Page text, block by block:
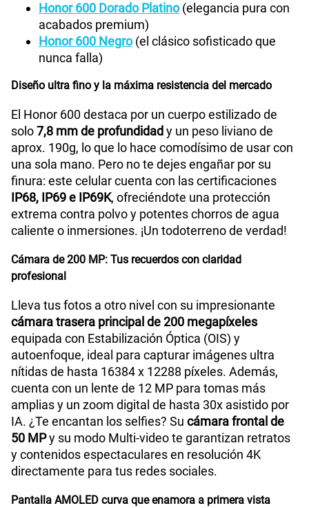
Honor 600 Dorado Platino(elegancia pura con
acabados premium)
Honor 600 Negro(el clásico sofisticado que
nunca falla)
Diseño ultra fino y la máxima resistencia del mercado
El Honor 600 destaca por un cuerpo estilizado de
solo7,8 mm de profundidad y un peso liviano de
aprox. 190g, lo que lo hace comodísimo de usar con
una sola mano. Pero no te dejes engañar por su
finura: este celular cuenta con las certificaciones
IP68, IP69 e IP69K, ofreciéndote una protección
extrema contra polvo y potentes chorros de agua
caliente o inmersiones. ¡Un todoterreno de verdad!
Cámara de 200 MP: Tus recuerdos con claridad
profesional
Lleva tus fotos a otro nivel con su impresionante
cámara trasera principal de 200 megapíxeles
equipada con Estabilización Óptica (OIS) y
autoenfoque, ideal para capturar imágenes ultra
nítidas de hasta 16384 x 12288 píxeles. Además,
cuenta con un lente de 12 MP para tomas más
amplias y un zoom digital de hasta 30x asistido por
IA. ¿Te encantan los selfies? Su cámara frontal de
50 MPy su modo Multi-video te garantizan retratos
y contenidos espectaculares en resolución 4K
directamente para tus redes sociales.
Pantalla AMOLED curva que enamora a primera vista